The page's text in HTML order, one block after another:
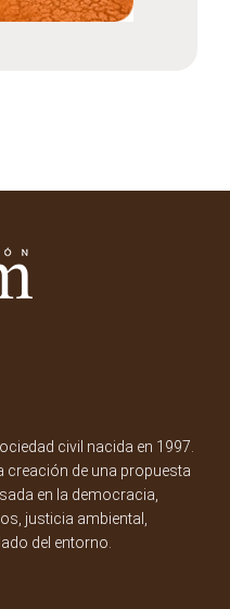
civil nacida en 1997.
creación de una propuesta
en la democracia,
justicia ambiental,
del entorno.